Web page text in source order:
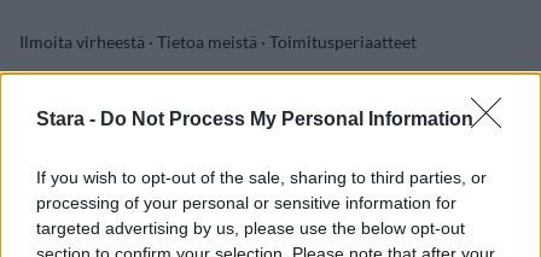
Stara - Do Not Process My Personal Information
If you wish to opt-out of the sale, sharing to third parties, or
processing of your personal or sensitive information for
targeted advertising by us, please use the below opt-out
section to confirm your selection. Please note that after your
Ilmoita virheestä · Tietoa meistä · Toimitusperiaatteet